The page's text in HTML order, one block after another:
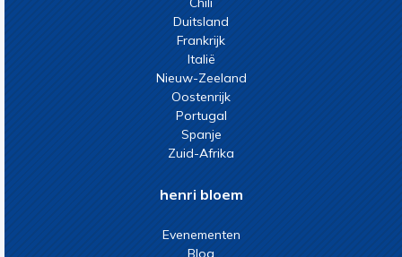
Duitsland
Frankrijk
Italië
Nieuw-Zeeland
Oostenrijk
Portugal
Spanje
Zuid-Afrika
henri bloem
Evenementen
Blog